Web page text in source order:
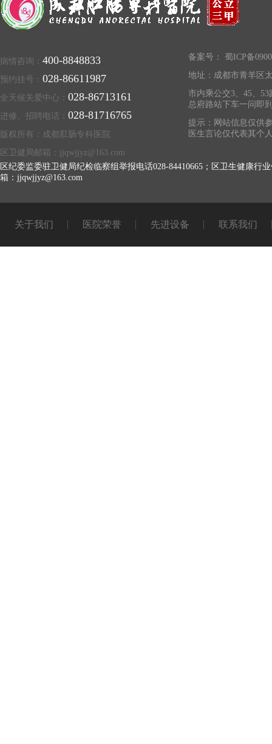
病情咨询： 400-8848833
预约挂号： 028-86611987
全天候关爱中心： 028-86713161
进修、招聘电话： 028-81716765
版权所有：成都肛肠专科医院
区卫健局邮箱：jjqwjjyz@163.com
备案号：
蜀ICP备
地址：成都市青羊区
市内乘公交3、45、
总府路站下车一问即
提示：网站信息仅供
医生言论仅代表其个
区纪委监委驻卫健局纪检临察组举报电话028-84410665；区卫生健康行
箱：jjqwjjyz@163.com
关于我们 医院荣誉 先进设备 联系我们